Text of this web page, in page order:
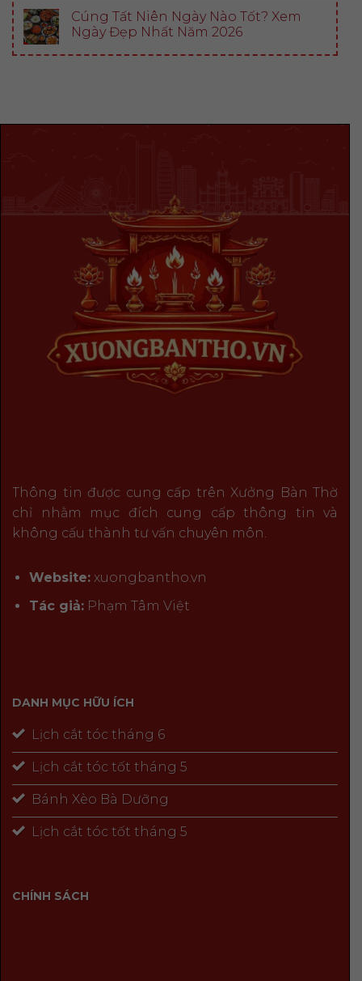
Cúng Tất Niên Ngày Nào Tốt? Xem
Ngày Đẹp Nhất Năm 2026
Thông tin được cung cấp trên Xưởng Bàn Thờ
chỉ nhằm mục đích cung cấp thông tin và
không cấu thành tư vấn chuyên môn.
Website:xuongbantho.vn
Tác giả:Phạm Tâm Việt
DANH MỤC HỮU ÍCH
Lịch cắt tóc tháng 6
Lịch cắt tóc tốt tháng 5
Bánh Xèo Bà Dưỡng
Lịch cắt tóc tốt tháng 5
CHÍNH SÁCH